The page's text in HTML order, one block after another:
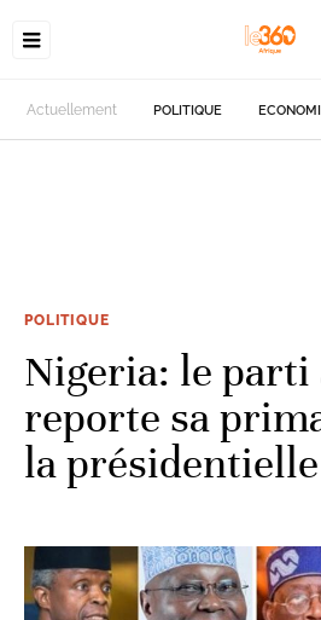
Actuellement POLITIQUE
POLITIQUE
Nigeria: le parti
reporte sa
la présidentielle